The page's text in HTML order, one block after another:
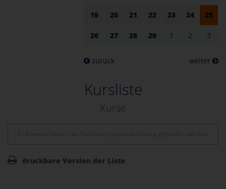
19 20 21 22 23 24 25
26 27 28 29 1 2 3
zurück weiter
Kursliste
Kurse
druckbare Version der Liste